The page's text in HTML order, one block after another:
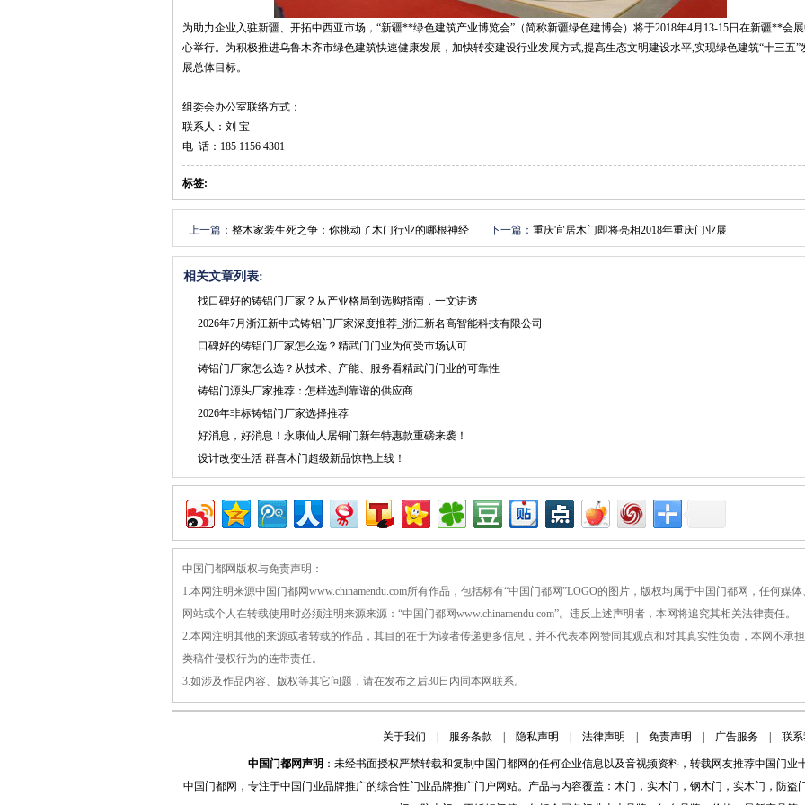
为助力企业入驻新疆、开拓中西亚市场，“新疆**绿色建筑产业博览会”（简称新疆绿色建博会）将于2018年4月13-15日在新疆**会
心举行。为积极推进乌鲁木齐市绿色建筑快速健康发展，加快转变建设行业发展方式,提高生态文明建设水平,实现绿色建筑“十三五”
展总体目标。
组委会办公室联络方式：
联系人：刘 宝
电 话：185 1156 4301
标签:
上一篇： 整木家装生死之争：你挑动了木门行业的哪根神经 下一篇： 重庆宜居木门即将亮相2018年重庆门业展
相关文章列表:
找口碑好的铸铝门厂家？从产业格局到选购指南，一文讲透
2026年7月浙江新中式铸铝门厂家深度推荐_浙江新名高智能科技有限公司
口碑好的铸铝门厂家怎么选？精武门门业为何受市场认可
铸铝门厂家怎么选？从技术、产能、服务看精武门门业的可靠性
铸铝门源头厂家推荐：怎样选到靠谱的供应商
2026年非标铸铝门厂家选择推荐
好消息，好消息！永康仙人居铜门新年特惠款重磅来袭！
设计改变生活 群喜木门超级新品惊艳上线！
中国门都网版权与免责声明：
1.本网注明来源中国门都网www.chinamendu.com所有作品，包括标有“中国门都网”LOGO的图片，版权均属于中国门都网，任何媒体
网站或个人在转载使用时必须注明来源来源：“中国门都网www.chinamendu.com”。违反上述声明者，本网将追究其相关法律责任。
2.本网注明其他的来源或者转载的作品，其目的在于为读者传递更多信息，并不代表本网赞同其观点和对其真实性负责，本网不承
类稿件侵权行为的连带责任。
3.如涉及作品内容、版权等其它问题，请在发布之后30日内同本网联系。
关于我们 服务条款 隐私声明 法律声明 免责声明 广告服务 联
中国门都网声明 ：未经书面授权严禁转载和复制 中国门都网的任何企业信息以及音视频资料，转载网友推荐中国门业
中国门都网，专注于中国门业品牌推广的综合性门业品牌推广门户网站。产品与内容覆盖：木门，实木门，钢木门，实木门，防